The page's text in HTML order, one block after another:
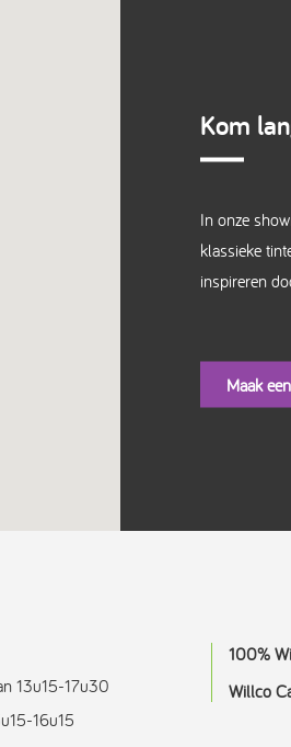
Kom
In onze
klassieke
inspireren
Maak
13u15-17u30
16u15
100%
Willco